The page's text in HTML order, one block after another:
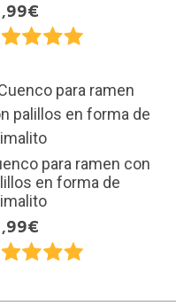
para ramen con
en forma de